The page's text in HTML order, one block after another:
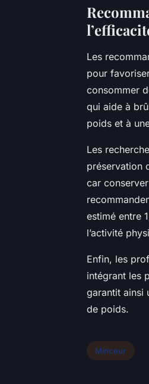
Les
pour
consommer
qui aide à
poids et à
Les
préservation
car
estimé entre
l’activité
Enfin, les
intégrant les
garantit ainsi
de poids.
Minceur